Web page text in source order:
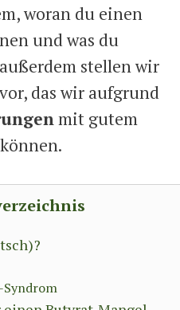
woran du einen
und was du
stellen wir
vor, das wir aufgrund
mit gutem